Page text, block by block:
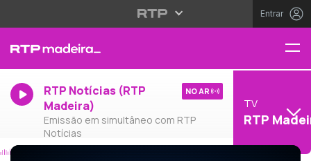
Entrar
RTP Notícias (RTP
Madeira)
Emissão em simultâneo com RTP
Notícias
NO AR
TV
RTP